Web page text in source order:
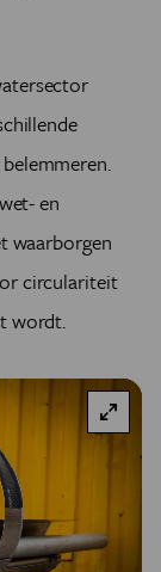
en
waarborgen
circulariteit
wordt.